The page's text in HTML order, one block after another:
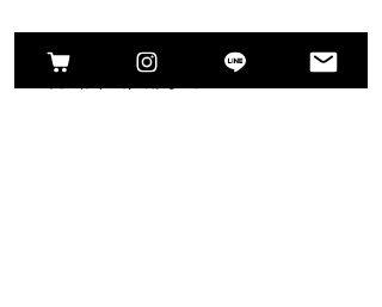
どうせ自分で作るなら、本当に自分だけにぴったり